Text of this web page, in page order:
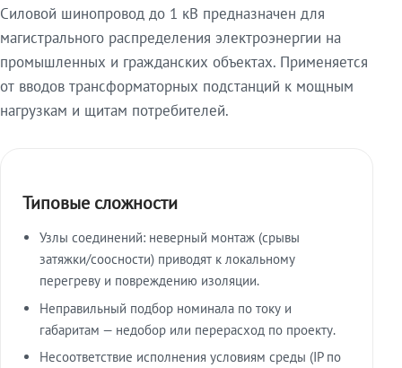
Силовой шинопровод до 1 кВ предназначен для
магистрального распределения электроэнергии на
промышленных и гражданских объектах. Применяется
от вводов трансформаторных подстанций к мощным
нагрузкам и щитам потребителей.
Типовые сложности
Узлы соединений: неверный монтаж (срывы
затяжки/соосности) приводят к локальному
перегреву и повреждению изоляции.
Неправильный подбор номинала по току и
габаритам — недобор или перерасход по проекту.
Несоответствие исполнения условиям среды (IP по